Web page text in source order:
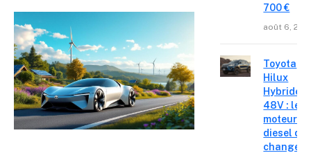
700 €
août 6,
Toyota
Hilux
Hybride
48V : le
moteur
diesel qui
change